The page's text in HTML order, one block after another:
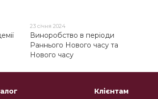
23 січня 2024
Виноробство в періоди
Раннього Нового часу та
Нового часу
Клієнтам